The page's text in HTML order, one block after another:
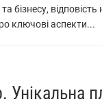
бізнесу,
ключові аспекти...
Унікальна